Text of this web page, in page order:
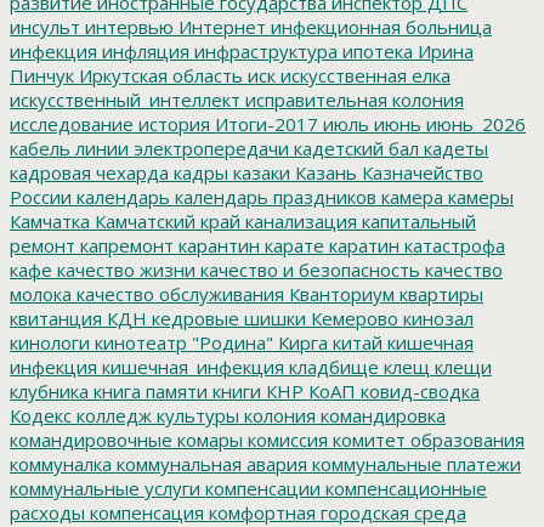
инсульт интервью Интернет инфекционная больница
инфекция инфляция инфраструктура ипотека Ирина
Пинчук Иркутская область иск искусственная елка
искусственный_интеллект исправительная колония
исследование история Итоги-2017 июль июнь июнь_2026
кабель линии электропередачи кадетский бал кадеты
кадровая чехарда кадры казаки Казань Казначейство
России календарь календарь праздников камера камеры
Камчатка Камчатский край канализация капитальный
ремонт капремонт карантин карате каратин катастрофа
кафе качество жизни качество и безопасность качество
молока качество обслуживания Кванториум квартиры
квитанция КДН кедровые шишки Кемерово кинозал
кинологи кинотеатр "Родина" Кирга китай кишечная
инфекция кишечная_инфекция кладбище клещ клещи
клубника книга памяти книги КНР КоАП ковид-сводка
Кодекс колледж культуры колония командировка
командировочные комары комиссия комитет образования
коммуналка коммунальная авария коммунальные платежи
коммунальные услуги компенсации компенсационные
расходы компенсация комфортная городская среда